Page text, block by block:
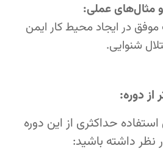
مثال‌های عملی:
در ایجاد محیط کار ایمن
شنوایی.
از دوره:
حداکثری از این دوره
نظر داشته باشید: